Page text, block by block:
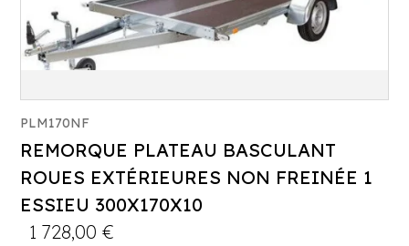
Poids à vide (kg) :
Plancher :
PLM170NF
REMORQUE PLATEAU BASCULANT
ROUES EXTÉRIEURES NON FREINÉE 1
ESSIEU 300X170X10
1 728,00€